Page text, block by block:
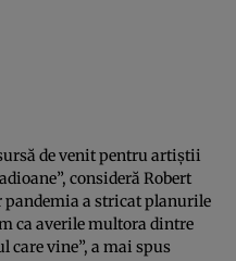
de venit pentru artiştii
consideră Robert
pandemia a stricat planurile
ca averile multora dintre
care vine”, a mai spus